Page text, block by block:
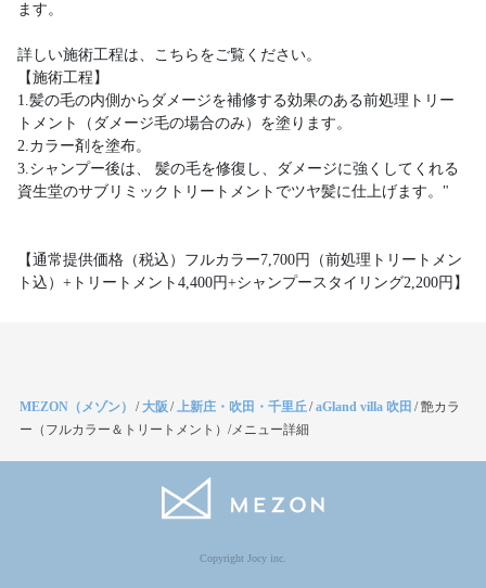
ます。
詳しい施術工程は、こちらをご覧ください。
【施術工程】
1.髪の毛の内側からダメージを補修する効果のある前処理トリー
トメント（ダメージ毛の場合のみ）を塗ります。
2.カラー剤を塗布。
3.シャンプー後は、 髪の毛を修復し、ダメージに強くしてくれる
資生堂のサブリミックトリートメントでツヤ髪に仕上げます。"
【通常提供価格（税込）フルカラー7,700円（前処理トリートメン
ト込）+トリートメント4,400円+シャンプースタイリング2,200円】
MEZON（メゾン） /大阪 /上新庄・吹田・千里丘/aGland villa 吹田 /艶カラ
ー（フルカラー＆トリートメント）/メニュー詳細
Copyright Jocy inc.